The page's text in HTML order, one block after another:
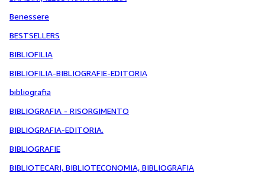
Benessere
BESTSELLERS
BIBLIOFILIA
BIBLIOFILIA-BIBLIOGRAFIE-EDITORIA
bibliografia
BIBLIOGRAFIA - RISORGIMENTO
BIBLIOGRAFIA-EDITORIA.
BIBLIOGRAFIE
BIBLIOTECARI, BIBLIOTECONOMIA, BIBLIOGRAFIA